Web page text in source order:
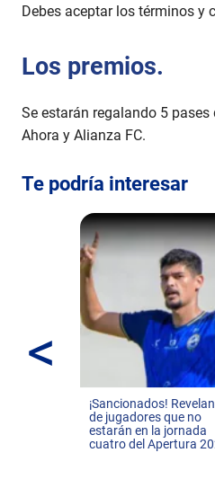
Debes aceptar los términos y
Los premios.
Se estarán regalando 5
Ahora y Alianza FC.
Te podría interesar
<
¡Sancionados!
de jugadores que no
estarán en la jornada
cuatro del Apertura